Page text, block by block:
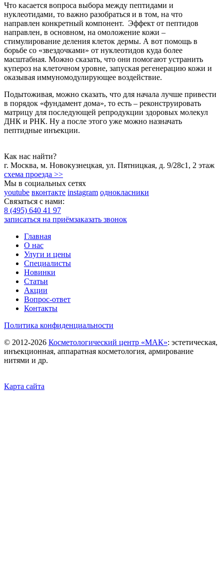
Что касается вопроса выбора между пептидами и
нуклеотидами, то важно разобраться и в том, на что
направлен конкретный компонент. Эффект от пептидов
направлен, в основном, на омоложение кожи –
стимулирование деления клеток дермы. А вот помощь в
борьбе со «звездочками» от нуклеотидов куда более
масштабная. Можно сказать, что они помогают устранить
купероз на клеточном уровне, запуская регенерацию кожи и
оказывая иммуномодулирующее воздействие.
Подытоживая, можно сказать, что для начала лучше привести
в порядок «фундамент дома», то есть – реконструировать
матрицу для последующей репродукции здоровых молекул
ДНК и РНК. Ну а после этого уже можно назначать
пептидные инъекции.
Как нас найти?
г. Москва, м. Новокузнецкая, ул. Пятницкая, д. 9/28с1 , 2 этаж
схема проезда >>
Мы в социальных сетях
youtube вконтакте instagram однокласники
Связаться с нами:
8 (495) 640 41 97
записаться на приёмзаказать звонок
Главная
О нас
Улуги и цены
Специалисты
Новинки
Статьи
Акции
Вопрос-ответ
Контакты
Политика конфиденциальности
© 2012-2026 Косметологический центр «МАК»: эстетическая,
инъекционная, аппаратная косметология, армирование
нитями и др.
Карта сайта